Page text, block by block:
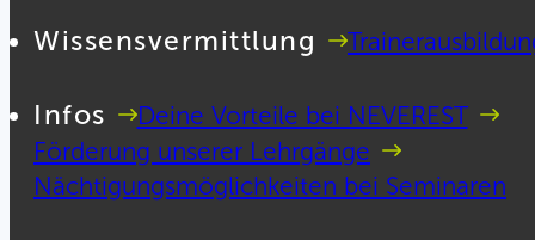
Wissensvermittlung
Infos
Deine Vorteile bei NEVEREST
Förderung unserer Lehrgänge
Nächtigungsmöglichkeiten bei Seminaren